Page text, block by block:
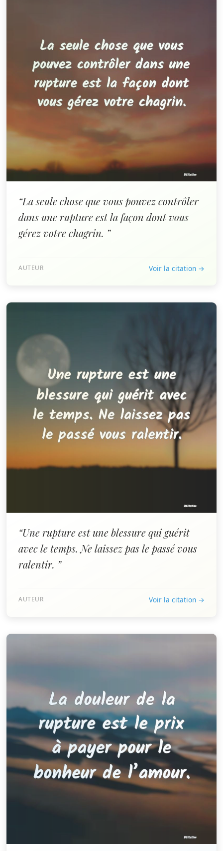
“La seule chose que vous pouvez contrôler
dans une rupture est la façon dont vous
gérez votre chagrin. ”
AUTEUR Voir la citation →
“Une rupture est une blessure qui guérit
avec le temps. Ne laissez pas le passé vous
ralentir. ”
AUTEUR Voir la citation →